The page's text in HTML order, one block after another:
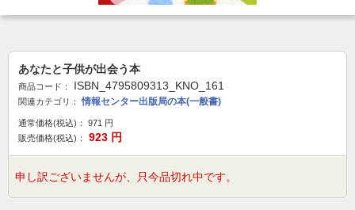
あなたと子供が出会う本
商品コード： ISBN_4795809313_KNO_161
関連カテゴリ： 情報センター出版局の本(一般書)
通常価格(税込)： 971 円
販売価格(税込)：
923 円
申し訳ございませんが、只今品切れ中です。